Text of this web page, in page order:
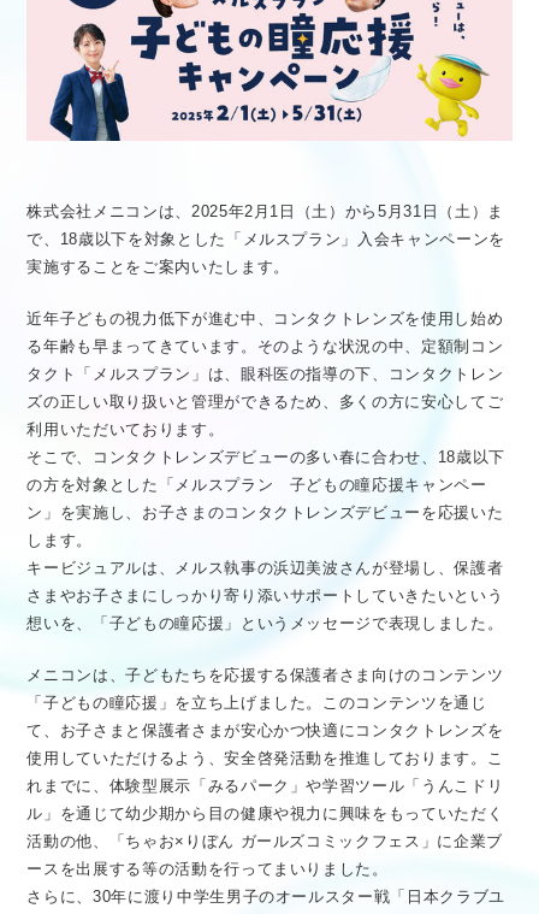
株式会社メニコンは、2025年2月1日（土）から5月31日（土）ま
で、18歳以下を対象とした「メルスプラン」入会キャンペーンを
実施することをご案内いたします。
近年子どもの視力低下が進む中、コンタクトレンズを使用し始め
る年齢も早まってきています。そのような状況の中、定額制コン
タクト「メルスプラン」は、眼科医の指導の下、コンタクトレン
ズの正しい取り扱いと管理ができるため、多くの方に安心してご
利用いただいております。
そこで、コンタクトレンズデビューの多い春に合わせ、18歳以下
の方を対象とした「メルスプラン 子どもの瞳応援キャンペー
ン」を実施し、お子さまのコンタクトレンズデビューを応援いた
します。
キービジュアルは、メルス執事の浜辺美波さんが登場し、保護者
さまやお子さまにしっかり寄り添いサポートしていきたいという
想いを、「子どもの瞳応援」というメッセージで表現しました。
メニコンは、子どもたちを応援する保護者さま向けのコンテンツ
「子どもの瞳応援」を立ち上げました。このコンテンツを通じ
て、お子さまと保護者さまが安心かつ快適にコンタクトレンズを
使用していただけるよう、安全啓発活動を推進しております。こ
れまでに、体験型展示「みるパーク」や学習ツール「うんこドリ
ル」を通じて幼少期から目の健康や視力に興味をもっていただく
活動の他、「ちゃお×りぼん ガールズコミックフェス」に企業ブ
ースを出展する等の活動を行ってまいりました。
さらに、30年に渡り中学生男子のオールスター戦「日本クラブユ